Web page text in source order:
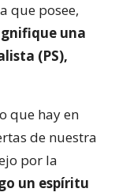
que posee,
una
(PS),
que hay en
de nuestra
por la
un espíritu